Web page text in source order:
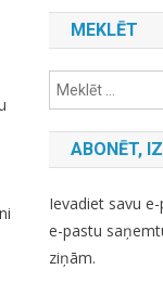
MEKLĒT
ABONĒT,
Ievadiet savu
e-pastu
ziņām.